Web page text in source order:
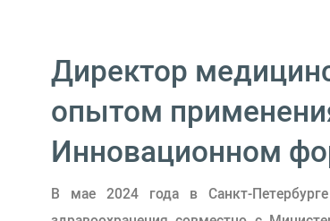
Директор
опытом
Инновационном
В мае 2024 года в Санкт-